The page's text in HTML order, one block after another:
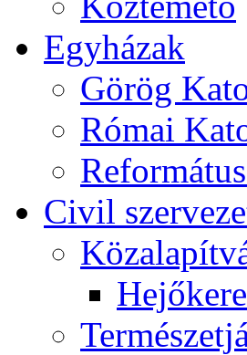
Egyházak
Görög
Római
Civil